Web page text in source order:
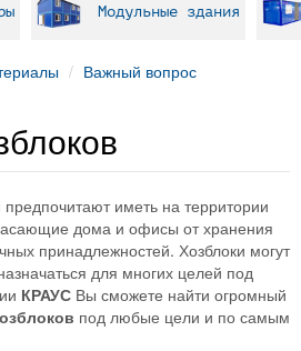
Модульные здания
Важный вопрос
иметь на территории
дома и офисы от хранения
принадлежностей. Хозблоки могут
для многих целей под
КРАУС Вы сможете найти огромный
под любые цели и по самым